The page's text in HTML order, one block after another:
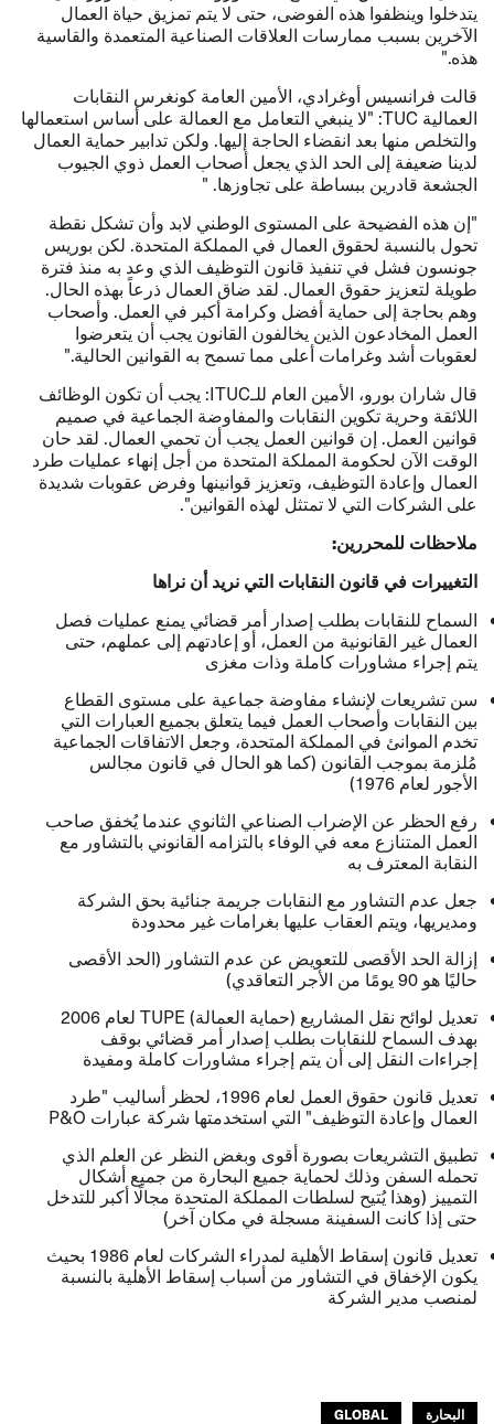
يتدخلوا وينظفوا هذه الفوضى، حتى لا يتم تمزيق حياة العمال
الآخرين بسبب ممارسات العلاقات الصناعية المتعمدة والقاسية
هذه."
قالت فرانسيس أوغرادي، الأمين العامة كونغرس النقابات
العمالية TUC: "لا ينبغي التعامل مع العمالة على أساس استعمالها
والتخلص منها بعد انقضاء الحاجة إليها. ولكن تدابير حماية العمال
لدينا ضعيفة إلى الحد الذي يجعل أصحاب العمل ذوي الجيوب
الجشعة قادرين ببساطة على تجاوزها. "
"إن هذه الفضيحة على المستوى الوطني لابد وأن تشكل نقطة
تحول بالنسبة لحقوق العمال في المملكة المتحدة. لكن بوريس
جونسون فشل في تنفيذ قانون التوظيف الذي وعد به منذ فترة
طويلة لتعزيز حقوق العمال. لقد ضاق العمال ذرعاً بهذه الحال.
وهم بحاجة إلى حماية أفضل وكرامة أكبر في العمل. وأصحاب
العمل المخادعون الذين يخالفون القانون يجب أن يتعرضوا
لعقوبات أشد وغرامات أعلى مما تسمح به القوانين الحالية."
قال شاران بورو، الأمين العام للـITUC: يجب أن تكون الوظائف
اللائقة وحرية تكوين النقابات والمفاوضة الجماعية في صميم
قوانين العمل. إن قوانين العمل يجب أن تحمي العمال. لقد حان
الوقت الآن لحكومة المملكة المتحدة من أجل إنهاء عمليات طرد
العمال وإعادة التوظيف، وتعزيز قوانينها وفرض عقوبات شديدة
على الشركات التي لا تمتثل لهذه القوانين".
ملاحظات للمحررين:
التغييرات في قانون النقابات التي نريد أن نراها
السماح للنقابات بطلب إصدار أمر قضائي يمنع عمليات فصل
العمال غير القانونية من العمل، أو إعادتهم إلى عملهم، حتى
يتم إجراء مشاورات كاملة وذات مغزى
سن تشريعات لإنشاء مفاوضة جماعية على مستوى القطاع
بين النقابات وأصحاب العمل فيما يتعلق بجميع العبارات التي
تخدم الموانئ في المملكة المتحدة، وجعل الاتفاقات الجماعية
مُلزمة بموجب القانون (كما هو الحال في قانون مجالس
الأجور لعام 1976)
رفع الحظر عن الإضراب الصناعي الثانوي عندما يُخفق صاحب
العمل المتنازع معه في الوفاء بالتزامه القانوني بالتشاور مع
النقابة المعترف به
جعل عدم التشاور مع النقابات جريمة جنائية بحق الشركة
ومديريها، ويتم العقاب عليها بغرامات غير محدودة
إزالة الحد الأقصى للتعويض عن عدم التشاور (الحد الأقصى
حاليًا هو 90 يومًا من الأجر التعاقدي)
تعديل لوائح نقل المشاريع (حماية العمالة) TUPE لعام 2006
بهدف السماح للنقابات بطلب إصدار أمر قضائي بوقف
إجراءات النقل إلى أن يتم إجراء مشاورات كاملة ومفيدة
تعديل قانون حقوق العمل لعام 1996، لحظر أساليب "طرد
العمال وإعادة التوظيف" التي استخدمتها شركة عبارات P&O
تطبيق التشريعات بصورة أقوى وبغض النظر عن العلم الذي
تحمله السفن وذلك لحماية جميع البحارة من جميع أشكال
التمييز (وهذا يُتيح لسلطات المملكة المتحدة مجالًا أكبر للتدخل
حتى إذا كانت السفينة مسجلة في مكان آخر)
تعديل قانون إسقاط الأهلية لمدراء الشركات لعام 1986 بحيث
يكون الإخفاق في التشاور من أسباب إسقاط الأهلية بالنسبة
لمنصب مدير الشركة
البحارة GLOBAL